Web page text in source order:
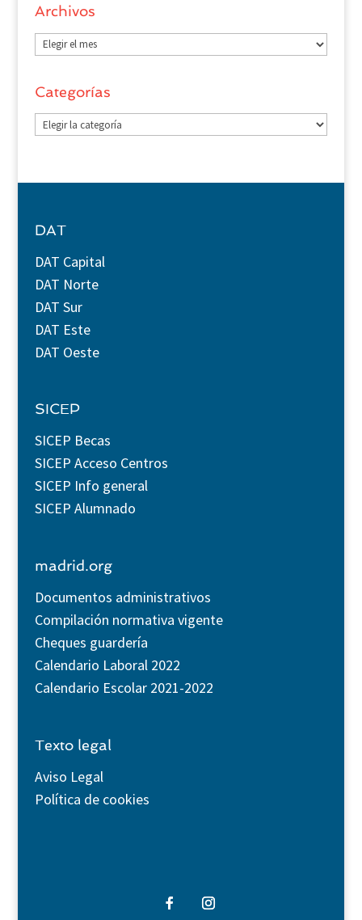
Archivos
Archivos
Categorías
Categorías
DAT
DAT Capital
DAT Norte
DAT Sur
DAT Este
DAT Oeste
SICEP
SICEP Becas
SICEP Acceso Centros
SICEP Info general
SICEP Alumnado
madrid.org
Documentos administrativos
Compilación normativa vigente
Cheques guardería
Calendario Laboral 2022
Calendario Escolar 2021-2022
Texto legal
Aviso Legal
Política de cookies